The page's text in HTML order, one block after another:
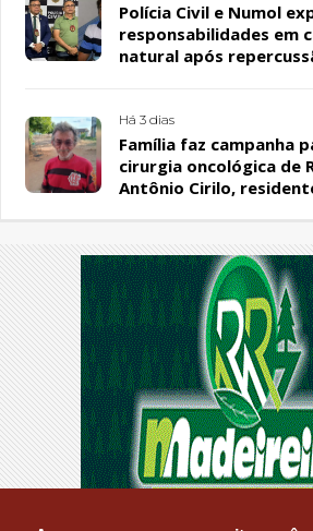
Polícia Civil e Numol
responsabilidades em
natural após
Há 3 dias
Família faz campanha
cirurgia oncológica de
Antônio Cirilo,